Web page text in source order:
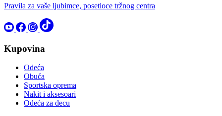
Pravila za vaše ljubimce, posetioce tržnog centra
Kupovina
Odeća
Obuća
Sportska oprema
Nakit i aksesoari
Odeća za decu